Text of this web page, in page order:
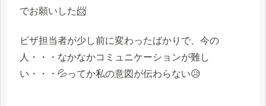
でお願いした📨
ビザ担当者が少し前に変わったばかりで、今の
人・・・なかなかコミュニケーションが難し
い・・・💦ってか私の意図が伝わらない😥